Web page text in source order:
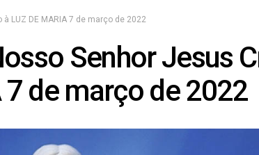
LUZ DE MARIA 7 de março de 2022
Senhor Jesus
7 de março de 2022